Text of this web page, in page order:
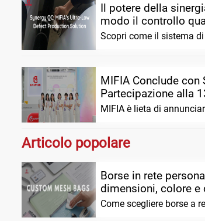
Il potere della
modo il controllo
interdipartimentale
Scopri come il sistema
obiettivi desiderati
MIFIA Conclude con
Partecipazione alla
Fiera di Canton:
MIFIA è lieta di
Articolo popolare
Borse in rete
dimensioni, colore e
design per...
Come scegliere borse a